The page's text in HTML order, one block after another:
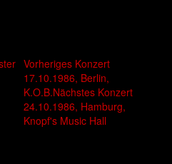
Vorheriges Konzert
17.10.1986, Berlin,
K.O.B.Nächstes Konzert
24.10.1986, Hamburg,
Knopf's Music Hall